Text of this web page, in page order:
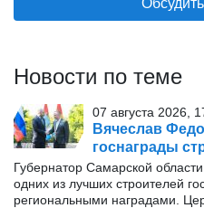
Новости по теме
07 августа 2026,
Вячеслав
госнаграды
Губернатор Самарской
одних из лучших строителей
региональными наградами.